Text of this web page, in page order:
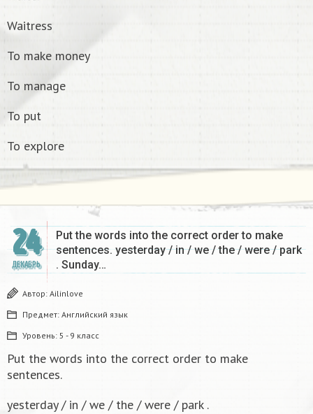
Waitress
To make money
To manage
To put
To explore
24
ДЕКАБРЬ
Put the words into the correct order to make
sentences. yesterday / in / we / the / were / park
. Sunday…
Автор: Ailinlove
Предмет: Английский язык
Уровень: 5 - 9 класс
Put the words into the correct order to make
sentences.
yesterday / in / we / the / were / park .